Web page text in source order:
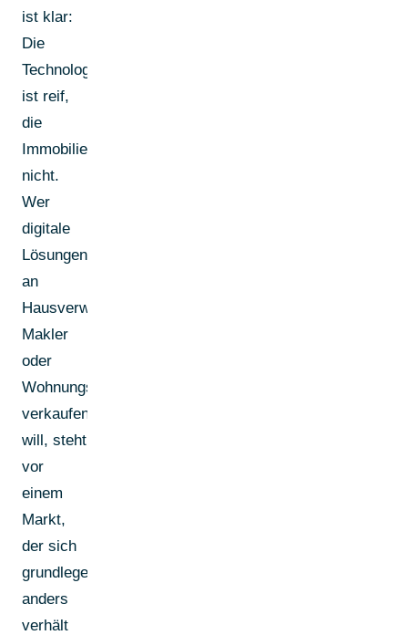
ist klar:
Die
Technologie
ist reif,
die
Immobilienbranche
nicht.
Wer
digitale
Lösungen
an
Hausverwaltungen,
Makler
oder
Wohnungsunternehmen
verkaufen
will, steht
vor
einem
Markt,
der sich
grundlegend
anders
verhält